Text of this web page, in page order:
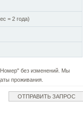
= 2 года)
без изменений. Мы
проживания.